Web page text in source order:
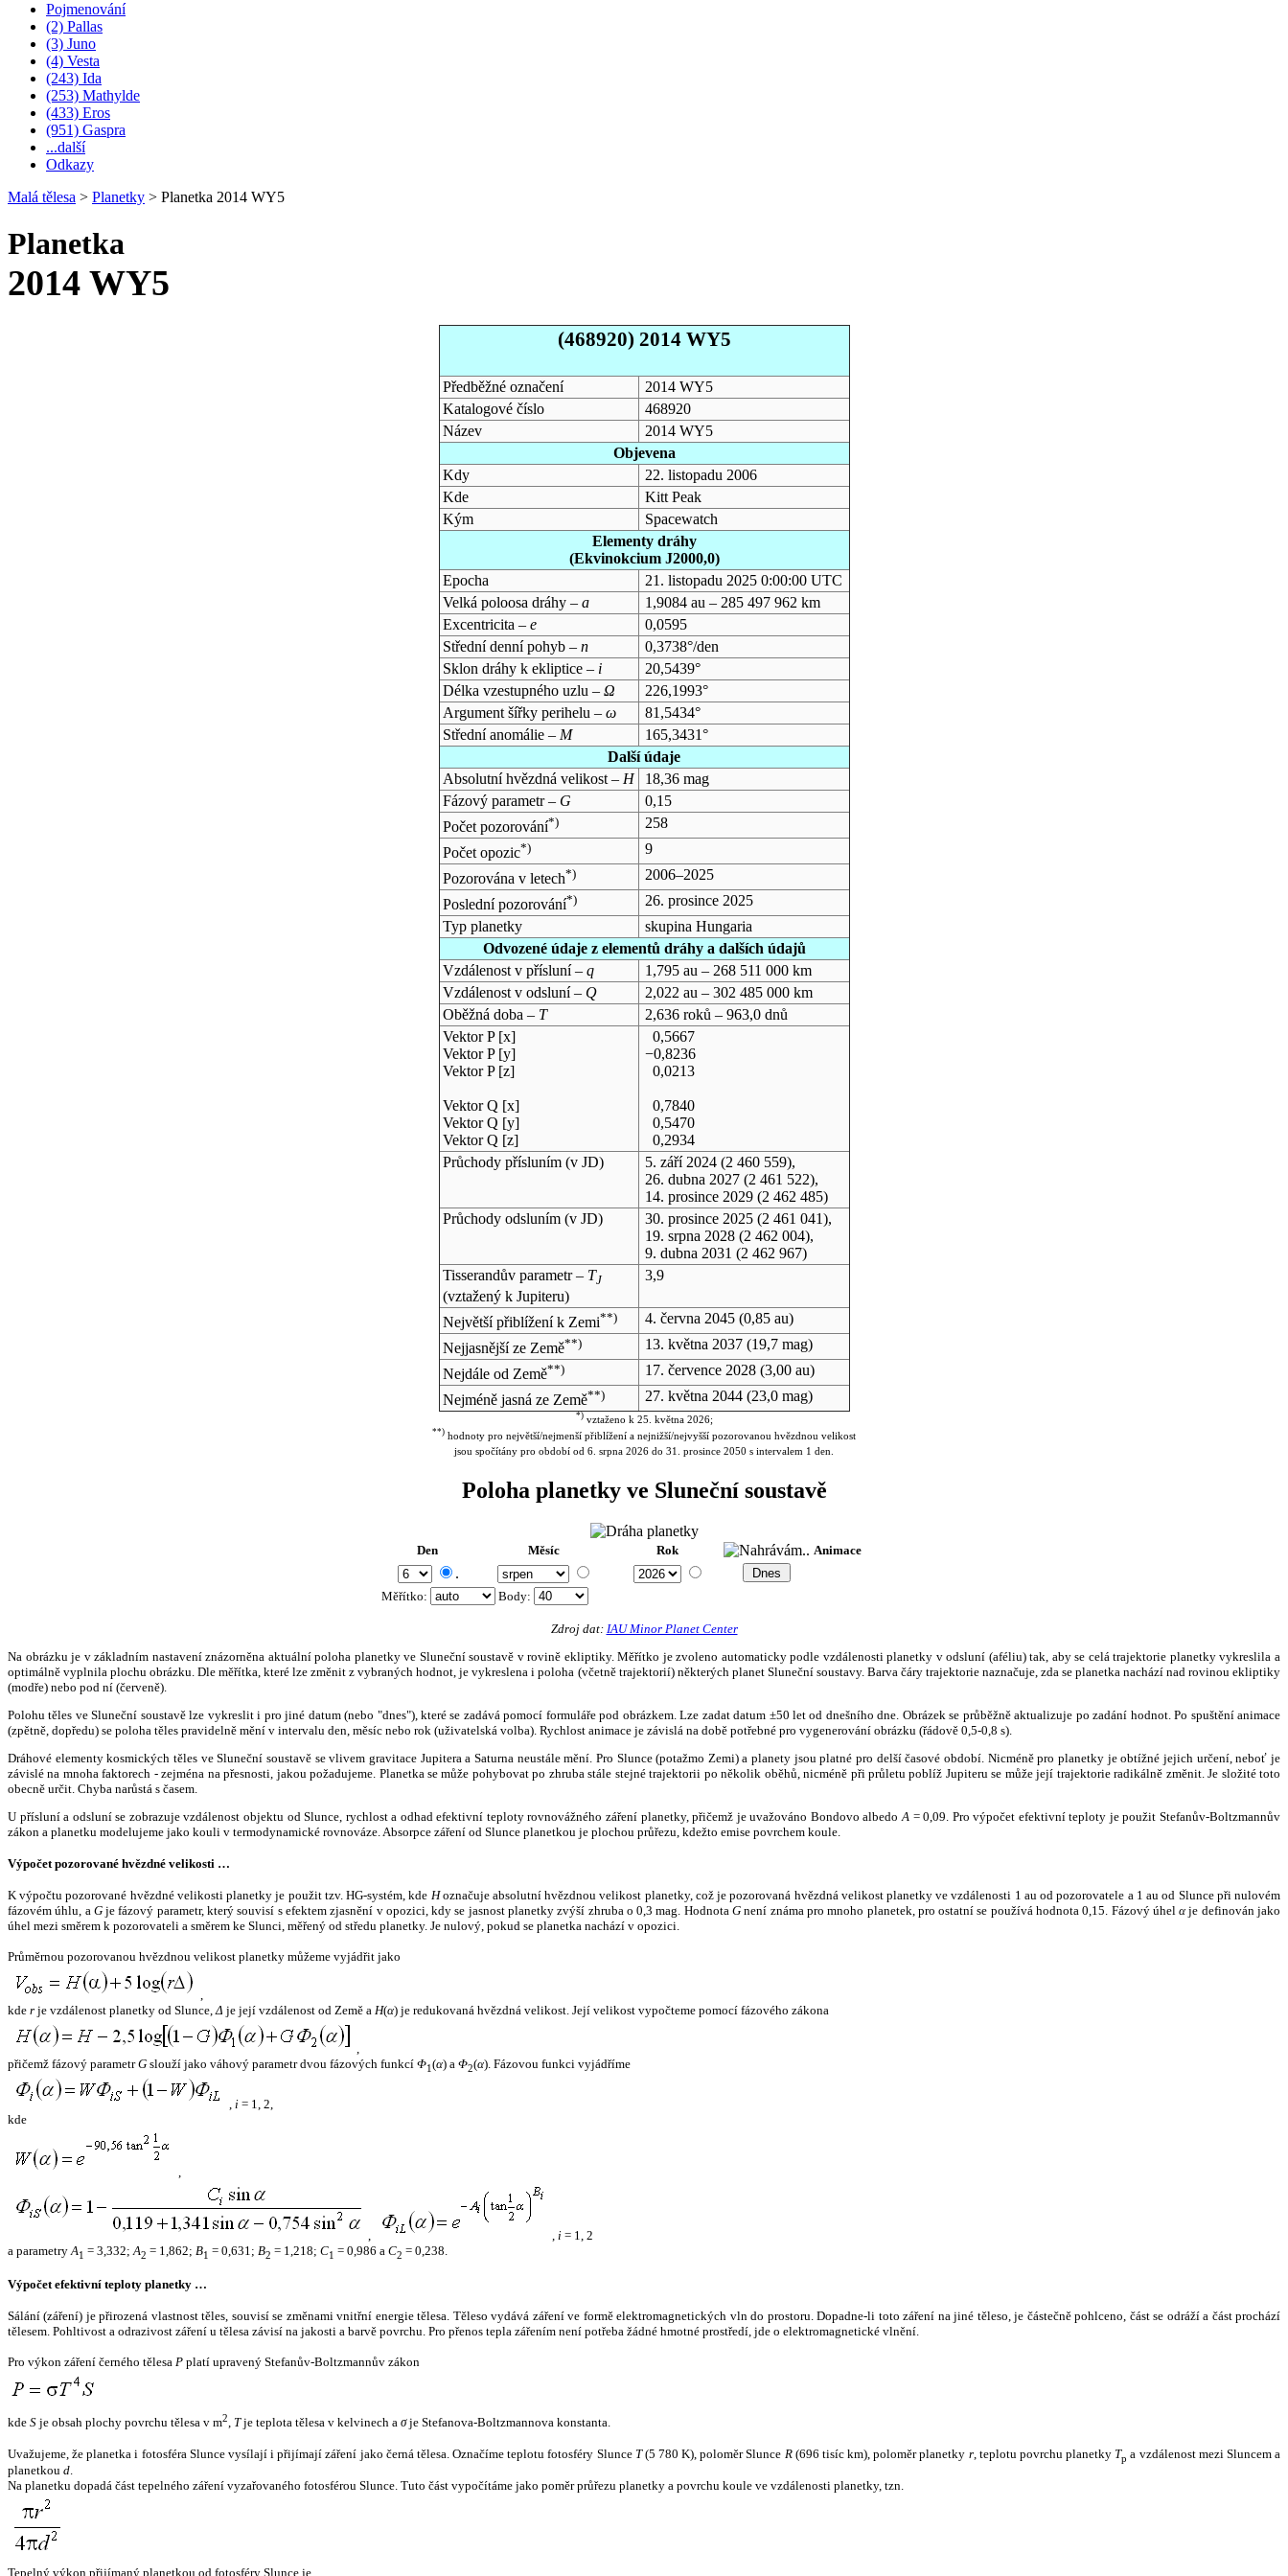
Pojmenování
(2) Pallas
(3) Juno
(4) Vesta
(243) Ida
(253) Mathylde
(433) Eros
(951) Gaspra
...další
Odkazy
Malá tělesa > Planetky > Planetka 2014 WY5
Planetka
2014 WY5
(468920) 2014 WY5
Předběžné označení
2014 WY5
Katalogové číslo
468920
Název
2014 WY5
Objevena
Kdy
22. listopadu 2006
Kde
Kitt Peak
Kým
Spacewatch
Elementy dráhy
(Ekvinokcium J2000,0)
Epocha
21. listopadu 2025 0:00:00 UTC
Velká poloosa dráhy – a
1,9084 au – 285 497 962 km
Excentricita – e
0,0595
Střední denní pohyb – n
0,3738°/den
Sklon dráhy k ekliptice – i
20,5439°
Délka vzestupného uzlu – Ω
226,1993°
Argument šířky perihelu – ω
81,5434°
Střední anomálie – M
165,3431°
Další údaje
Absolutní hvězdná velikost – H
18,36 mag
Fázový parametr – G
0,15
Počet pozorování*)
258
Počet opozic*)
9
Pozorována v letech*)
2006–2025
Poslední pozorování*)
26. prosince 2025
Typ planetky
skupina Hungaria
Odvozené údaje z elementů dráhy a dalších údajů
Vzdálenost v přísluní – q
1,795 au – 268 511 000 km
Vzdálenost v odsluní – Q
2,022 au – 302 485 000 km
Oběžná doba – T
2,636 roků – 963,0 dnů
Vektor P [x]
Vektor P [y]
Vektor P [z]
Vektor Q [x]
Vektor Q [y]
Vektor Q [z]
0,5667
−0,8236
0,0213
0,7840
0,5470
0,2934
Průchody přísluním (v JD) 5. září 2024(2 460 559),
26. dubna 2027(2 461 522),
14. prosince 2029(2 462 485)
Průchody odsluním (v JD) 30. prosince 2025(2 461 041),
19. srpna 2028(2 462 004),
9. dubna 2031 (2 462 967)
Tisserandův parametr – TJ
(vztažený k Jupiteru)
3,9
Největší přiblížení k Zemi**) 4. června 2045(0,85 au)
Nejjasnější ze Země**) 13. května 2037(19,7 mag)
Nejdále od Země**) 17. července 2028(3,00 au)
Nejméně jasná ze Země**) 27. května 2044(23,0 mag)
*)vztaženo k 25. května 2026;
**) hodnoty pro největší/nejmenší přiblížení a nejnižší/nejvyšší pozorovanou hvězdnou velikost
jsou spočítány pro období od 6. srpna 2026 do 31. prosince 2050 s intervalem 1 den.
Poloha planetky ve Sluneční soustavě
Den Měsíc Rok Animace
.
Měřítko: Body:
Zdroj dat: IAU Minor Planet Center
Na obrázku je v základním nastavení znázorněna aktuální poloha planetky ve Sluneční soustavě v rovině ekliptiky. Měřítko je zvoleno automaticky podle vzdálenosti planetky v odsluní (aféliu) tak, aby se celá trajektorie planetky vykreslila a
optimálně vyplnila plochu obrázku. Dle měřítka, které lze změnit z vybraných hodnot, je vykreslena i poloha (včetně trajektorií) některých planet Sluneční soustavy. Barva čáry trajektorie naznačuje, zda se planetka nachází nad rovinou ekliptiky
(modře) nebo pod ní (červeně).
Polohu těles ve Sluneční soustavě lze vykreslit i pro jiné datum (nebo "dnes"), které se zadává pomocí formuláře pod obrázkem. Lze zadat datum ±50 let od dnešního dne. Obrázek se průběžně aktualizuje po zadání hodnot. Po spuštění animace
(zpětně, dopředu) se poloha těles pravidelně mění v intervalu den, měsíc nebo rok (uživatelská volba). Rychlost animace je závislá na době potřebné pro vygenerování obrázku (řádově 0,5-0,8 s).
Dráhové elementy kosmických těles ve Sluneční soustavě se vlivem gravitace Jupitera a Saturna neustále mění. Pro Slunce (potažmo Zemi) a planety jsou platné pro delší časové období. Nicméně pro planetky je obtížné jejich určení, neboť je
závislé na mnoha faktorech - zejména na přesnosti, jakou požadujeme. Planetka se může pohybovat po zhruba stále stejné trajektorii po několik oběhů, nicméně při průletu poblíž Jupiteru se může její trajektorie radikálně změnit. Je složité toto
obecně určit. Chyba narůstá s časem.
U přísluní a odsluní se zobrazuje vzdálenost objektu od Slunce, rychlost a odhad efektivní teploty rovnovážného záření planetky, přičemž je uvažováno Bondovo albedo A = 0,09. Pro výpočet efektivní teploty je použit Stefanův-Boltzmannův
zákon a planetku modelujeme jako kouli v termodynamické rovnováze. Absorpce záření od Slunce planetkou je plochou průřezu, kdežto emise povrchem koule.
Výpočet pozorované hvězdné velikosti …
K výpočtu pozorované hvězdné velikosti planetky je použit tzv. HG-systém, kde Hoznačuje absolutní hvězdnou velikost planetky, což je pozorovaná hvězdná velikost planetky ve vzdálenosti 1 au od pozorovatele a 1 au od Slunce při nulovém
fázovém úhlu, a Gje fázový parametr, který souvisí s efektem zjasnění v opozici, kdy se jasnost planetky zvýší zhruba o 0,3 mag. HodnotaG není známa pro mnoho planetek, pro ostatní se používá hodnota 0,15. Fázový úhelα je definován jako
úhel mezi směrem k pozorovateli a směrem ke Slunci, měřený od středu planetky. Je nulový, pokud se planetka nachází v opozici.
Průměrnou pozorovanou hvězdnou velikost planetky můžeme vyjádřit jako
,
kde r je vzdálenost planetky od Slunce,Δ je její vzdálenost od Země a H(α) je redukovaná hvězdná velikost. Její velikost vypočteme pomocí fázového zákona
,
přičemž fázový parametrG slouží jako váhový parametr dvou fázových funkcí Φ1(α) a Φ2(α). Fázovou funkci vyjádříme
, i = 1, 2,
kde
,
, , i = 1, 2
a parametryA1 = 3,332;A2 = 1,862; B1 = 0,631; B2 = 1,218; C1 = 0,986 a C2 = 0,238.
Výpočet efektivní teploty planetky …
Sálání (záření) je přirozená vlastnost těles, souvisí se změnami vnitřní energie tělesa. Těleso vydává záření ve formě elektromagnetických vln do prostoru. Dopadne-li toto záření na jiné těleso, je částečně pohlceno, část se odráží a část prochází
tělesem. Pohltivost a odrazivost záření u tělesa závisí na jakosti a barvě povrchu. Pro přenos tepla zářením není potřeba žádné hmotné prostředí, jde o elektromagnetické vlnění.
Pro výkon záření černého tělesa P platí upravený Stefanův-Boltzmannův zákon
kde S je obsah plochy povrchu tělesa v m2, Tje teplota tělesa v kelvinech a σje Stefanova-Boltzmannova konstanta.
Uvažujeme, že planetka i fotosféra Slunce vysílají i přijímají záření jako černá tělesa. Označíme teplotu fotosféry Slunce T(5 780 K), poloměr Slunce R(696 tisíc km), poloměr planetky r, teplotu povrchu planetky Tp a vzdálenost mezi Sluncem a
planetkou d.
Na planetku dopadá část tepelného záření vyzařovaného fotosférou Slunce. Tuto část vypočítáme jako poměr průřezu planetky a povrchu koule ve vzdálenosti planetky, tzn.
Tepelný výkon přijímaný planetkou od fotosféry Slunce je